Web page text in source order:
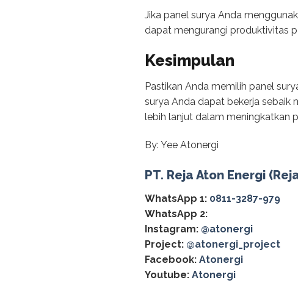
Jika panel surya Anda
dapat mengurangi produktivitas
Kesimpulan
Pastikan Anda memilih panel
surya Anda dapat bekerja sebaik
lebih lanjut dalam meningkatkan
By: Yee Atonergi
PT. Reja Aton Energi
WhatsApp 1: 0811-3287-979
WhatsApp 2:
Instagram: @atonergi
Project: @atonergi_project
Facebook: Atonergi
Youtube: Atonergi